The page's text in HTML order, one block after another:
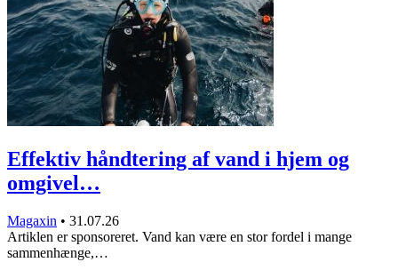
Effektiv håndtering af vand i hjem og
omgivel…
Magaxin • 31.07.26
Artiklen er sponsoreret. Vand kan være en stor fordel i mange
sammenhænge,…